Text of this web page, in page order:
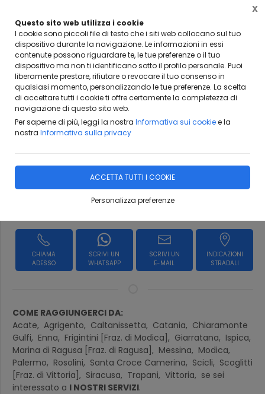
Questo sito web utilizza i cookie
I cookie sono piccoli file di testo che i siti web collocano sul tuo
dispositivo durante la navigazione. Le informazioni in essi
contenute possono riguardare te, le tue preferenze o il tuo
dispositivo ma non ti identificano sotto il profilo personale. Puoi
liberamente prestare, rifiutare o revocare il tuo consenso in
qualsiasi momento, personalizzando le tue preferenze. La scelta
di accettare tutti i cookie ti offre certamente la completezza di
navigazione di questo sito web.
Per saperne di più, leggi la nostra Informativa sui cookiee la
nostra Informativa sulla privacy
ACCETTA TUTTI I COOKIE
Personalizza preferenze
X
Home I nostri servizi I NOSTRI SERVIZI
Inversione gomme
CHIAMA
ADESSO
SCRIVI UN
WHATSAPP
SCRIVI UN
E-MAIL
INDICAZIONI
STRADALI
COME RAGGIUNGERCI DA:
Acate, Agrigento, Caltanissetta, Catania, Chiaramonte
Gulfi, Enna, Frigintini [Fraz. di Modica], Giarratana, Ispica,
Marina di Ragusa [Fraz. di Ragusa], Messina, Modica,
Palermo, Rosolini, Santa Croce Camerina, Scicli, Scoglitti
[Fraz. di Vittoria], Siracusa, Trapani, Vittoria, se sei
interessato a I NOSTRI SERVIZI.